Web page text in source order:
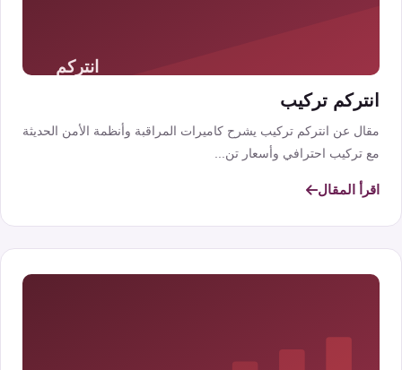
انتركم تركيب
مقال عن انتركم تركيب يشرح كاميرات المراقبة وأنظمة الأمن الحديثة
مع تركيب احترافي وأسعار تن...
اقرأ المقال